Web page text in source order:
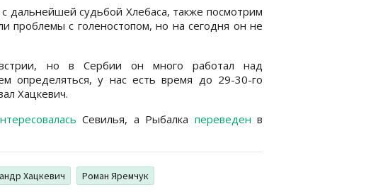
дальнейшей судьбой Хлебаса, также посмотрим
проблемы с голеностопом, но на сегодня он не
но в Сербии он много работал над
определяться, у нас есть время до 29-30-го
Хацкевич.
Севилья, а Рыбалка переведен в
Хацкевич
Роман Яремчук